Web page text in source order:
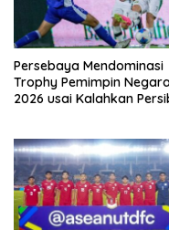
Persebaya Mendominasi
Trophy Pemimpin
2026 usai Kalahkan